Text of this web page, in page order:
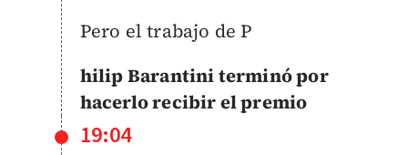
Pero el trabajo de P
hilip Barantini terminó por
hacerlo recibir el premio
19:04